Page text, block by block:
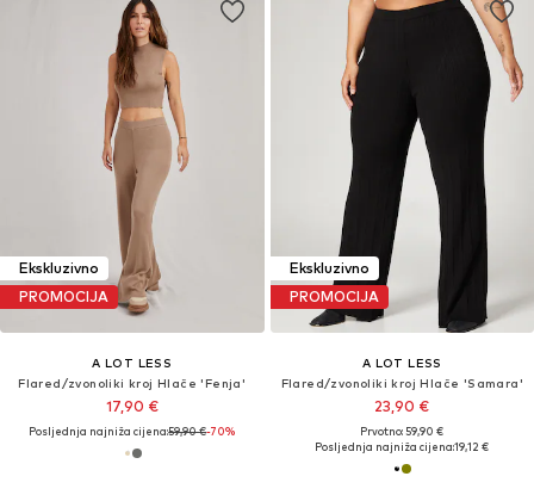
Ekskluzivno
PROMOCIJA
A LOT LESS
Flared/zvonoliki kroj Hlače 'Fenja'
17,90 €
Posljednja najniža cijena:59,90 €-70%
Ekskluzivno
PROMOCIJA
A LOT LESS
Flared/zvonoliki kroj Hlače 'Samara'
23,90 €
Prvotno: 59,90 €
Posljednja najniža cijena:19,12 €